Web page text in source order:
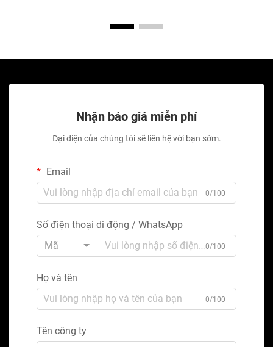
Nhận báo giá miễn phí
Đại diện của chúng tôi sẽ liên hệ với bạn sớm.
Email
0/100
Số điện thoại di động / WhatsApp
Mã
0/100
Họ và tên
0/100
Tên công ty